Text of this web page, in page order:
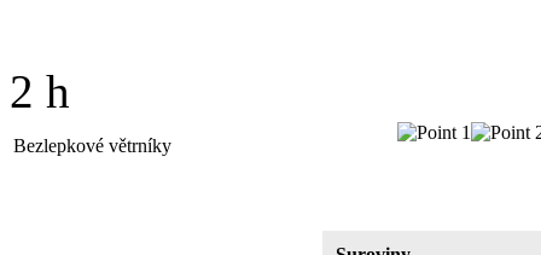
2 h
Bezlepkové větrníky